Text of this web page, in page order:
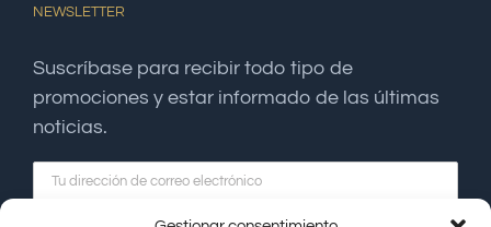
NEWSLETTER
Suscríbase para recibir todo tipo de
promociones y estar informado de las últimas
noticias.